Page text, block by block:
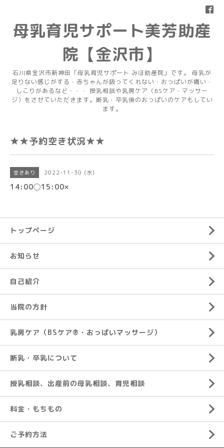
母乳育児サポート美芳助産
院【金沢市】
石川県金沢市新神田「母乳育児サポート みほ助産院」です。 母乳が
足りない感じがする・赤ちゃんが吸ってくれない・おっぱいが痛い・
しこりがあるなど・・・ 授乳相談や乳房ケア（BSケア・マッサー
ジ）をさせていただきます。断乳・卒乳後のおっぱいのケアもしてい
ます。
★★予約空き状況★★
空きあり 2022-11-30 (水)
14:00◯15:00×
トップページ
お知らせ
自己紹介
当院の方針
乳房ケア（BSケア®︎・おっぱいマッサージ）
断乳・卒乳について
授乳相談、出産前の母乳相談、育児相談
料金・もちもの
ご予約方法